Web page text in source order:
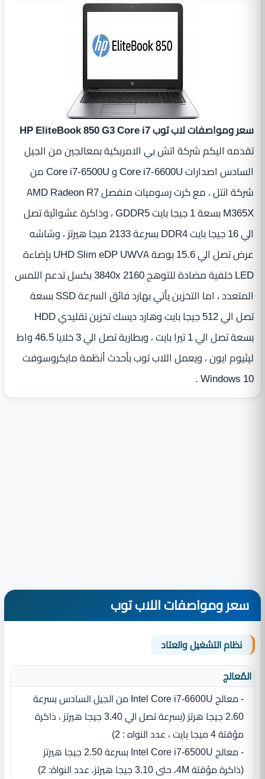
سعر ومواصفات لاب توب HP EliteBook 850 G3 Core i7
تقدمه اليكم شركة اتش بي الامريكية بمعالجين من الجيل
السادس اصدارات Core i7-6600U و Core i7‎-6500U من
شركة انتل ، مع كرت رسوميات منفصل AMD Radeon R7
M365X بسعة 1 جيجا بايت GDDR5 ، وذاكرة عشوائية تصل
الي 16 جيجا بايت DDR4 بسرعة 2133 ميجا هيرتز ، وشاشه
عرض تصل الي 15.6 بوصة UHD Slim eDP UWVA بإضاءة
LED‏ خلفية مضادة للتوهج 3840x 2160 بكسل تدعم اللمس
المتعدد ، اما التخزين يأتي بهارد فائق السرعة SSD بسعة
تصل الي 512 جيجا بايت وهارد ديسك تخزين تقليدي HDD
بسعة تصل الي 1 تيرا بايت ، وبطارية تصل الي 3‏ خلايا ‏46.5 واط
ليثيوم ايون ، ويعمل اللاب توب بأحدث أنظمة مايكروسوفت
Windows 10 .
سعر ومواصفات اللاب توب
نظام التشغيل والعتاد
المٌعالج
- معالج Intel Core i7-6600U من الجيل السادس بسرعة
2.60 جيجا هرتز (بسرعة تصل الي 3.40 جيجا هيرتز ، ذاكرة
مؤقتة 4 ميجا بايت ، عدد النواه : 2)
- معالج Intel Core i7‎-6500U بسرعة 2.50 جيجا هيرتز
‏(‏ذاكرة مؤقتة 4M، حتى 3.10 جيجا هيرتز، عدد النواة‏:‏ 2‏)‏